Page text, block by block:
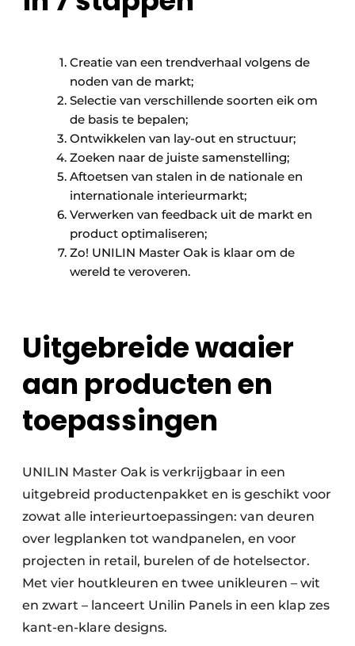
Creatie van een trendverhaal volgens de
noden van de markt;
Selectie van verschillende soorten eik om
de basis te bepalen;
Ontwikkelen van lay-out en structuur;
Zoeken naar de juiste samenstelling;
Aftoetsen van stalen in de nationale en
internationale interieurmarkt;
Verwerken van feedback uit de markt en
product optimaliseren;
Zo! UNILIN Master Oak is klaar om de
wereld te veroveren.
Uitgebreide waaier
aan producten en
toepassingen
UNILIN Master Oak is verkrijgbaar in een
uitgebreid productenpakket en is geschikt voor
zowat alle interieurtoepassingen: van deuren
over legplanken tot wandpanelen, en voor
projecten in retail, burelen of de hotelsector.
Met vier houtkleuren en twee unikleuren – wit
en zwart – lanceert Unilin Panels in een klap zes
kant-en-klare designs.